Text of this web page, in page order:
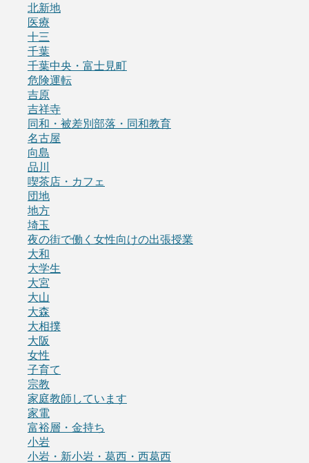
北新地
医療
十三
千葉
千葉中央・富士見町
危険運転
吉原
吉祥寺
同和・被差別部落・同和教育
名古屋
向島
品川
喫茶店・カフェ
団地
地方
埼玉
夜の街で働く女性向けの出張授業
大和
大学生
大宮
大山
大森
大相撲
大阪
女性
子育て
宗教
家庭教師しています
家電
富裕層・金持ち
小岩
小岩・新小岩・葛西・西葛西